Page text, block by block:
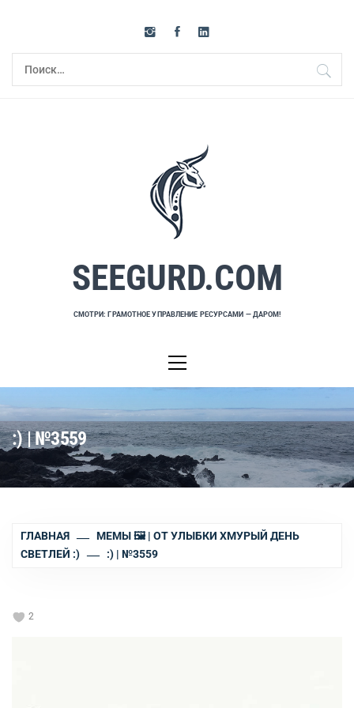
содержимому
Найти:
SEEGURD.COM
СМОТРИ: ГРАМОТНОЕ УПРАВЛЕНИЕ РЕСУРСАМИ — ДАРОМ!
меню
:) | №3559
ГЛАВНАЯ
МЕМЫ 🖼 | ОТ УЛЫБКИ ХМУРЫЙ ДЕНЬ
СВЕТЛЕЙ :)
:) | №3559
2